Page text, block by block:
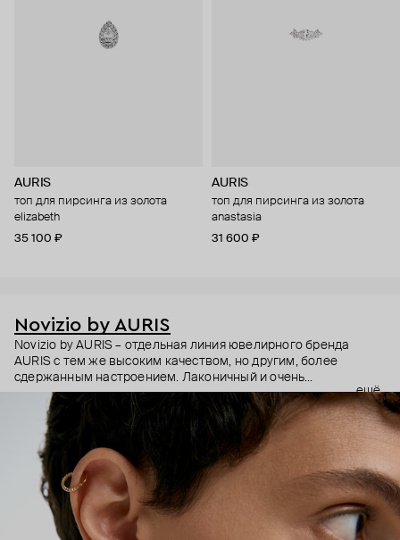
AURIS
топ для пирсинга из золота
elizabeth
35 100 ₽
AURIS
топ для пирсинга из золота
anastasia
31 600 ₽
Novizio by AURIS
Novizio by AURIS – отдельная линия ювелирного бренда
AURIS с тем же высоким качеством, но другим, более
сдержанным настроением. Лаконичный и очень
ненавязчивый дизайн, качественные материалы и высокие
технологии производства – этот пирсинг становится
практически продолжением тела, так, чтобы носить было
безопасно и комфортно в любой ситуации.
ещё